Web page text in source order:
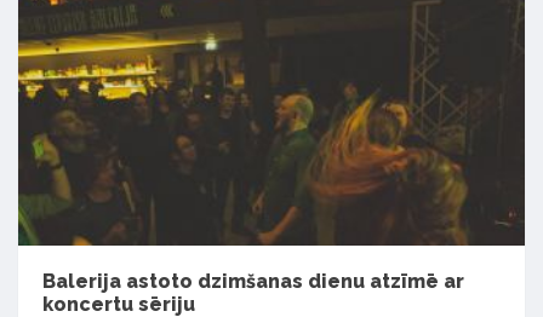
Balerija astoto dzimšanas dienu atzīmē ar
koncertu sēriju